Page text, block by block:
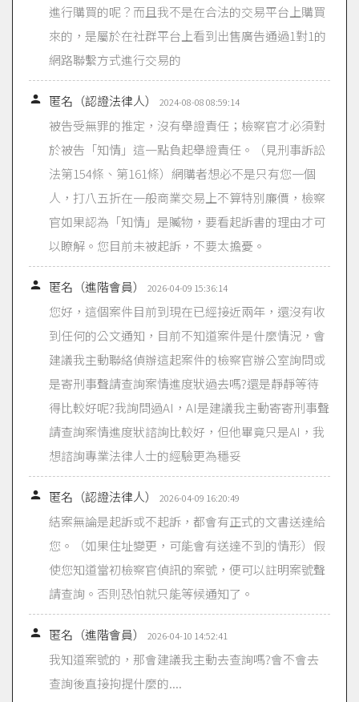
進行購買的呢？而且我不是在合法的交易平台上購買
來的，是屬於在社群平台上看到出售廣告通過1對1的
網路聯繫方式進行交易的
 匿名（認證法律人） 2024-08-08 08:59:14
被告受無罪的推定，沒有舉證責任；檢察官才必須對
於被告「知情」這一點負起舉證責任。（見刑事訴訟
法第154條、第161條）網購者想必不是只有您一個
人，打八五折在一般商業交易上不算特別廉價，檢察
官如果認為「知情」是贓物，要看起訴書的理由才可
以瞭解。您目前未被起訴，不要太擔憂。
 匿名（進階會員） 2026-04-09 15:36:14
您好，這個案件目前到現在已經接近兩年，還沒有收
到任何的公文通知，目前不知道案件是什麼情況，會
建議我主動聯絡偵辦這起案件的檢察官辦公室詢問或
是寄刑事聲請查詢案情進度狀過去嗎?還是靜靜等待
得比較好呢?我詢問過AI，AI是建議我主動寄寄刑事聲
請查詢案情進度狀諮詢比較好，但他畢竟只是AI，我
想諮詢專業法律人士的經驗更為穩妥
 匿名（認證法律人） 2026-04-09 16:20:49
結案無論是起訴或不起訴，都會有正式的文書送達給
您。（如果住址變更，可能會有送達不到的情形）假
使您知道當初檢察官偵訊的案號，便可以註明案號聲
請查詢。否則恐怕就只能等候通知了。
 匿名（進階會員） 2026-04-10 14:52:41
我知道案號的，那會建議我主動去查詢嗎?會不會去
查詢後直接拘提什麼的....